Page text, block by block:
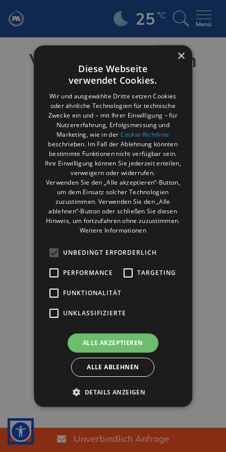
25 °C
Menü
Unverbindlich Anfrage
Veranstaltungen im
August
Ein Service derPromozione Alberghiera
Urheberrecht © 2005–2026Rimini Urlaub.
Alle Rechte vorbehalten.
Info
Privacy Policy
Firmen
×
Diese Webseite
verwendet Cookies.
Wir und ausgewählte Dritte setzen Cookies
oder ähnliche Technologien für technische
Zwecke ein und – mit Ihrer Einwilligung – für
Nutzererfahrung, Erfolgsmessung und
Marketing, wie in der Cookie-Richtlinie
beschrieben. Im Fall der Ablehnung könnten
bestimmte Funktionen nicht verfügbar sein.
Ihre Einwilligung können Sie jederzeit erteilen,
verweigern oder widerrufen.
Verwenden Sie den „Alle akzeptieren“-Button,
um dem Einsatz solcher Technologien
zuzustimmen. Verwenden Sie den „Alle
ablehnen“-Button oder schließen Sie diesen
Hinweis, um fortzufahren ohne zuzustimmen.
Weitere Informationen
UNBEDINGT ERFORDERLICH
PERFORMANCE TARGETING
FUNKTIONALITÄT
UNKLASSIFIZIERTE
ALLE AKZEPTIEREN
ALLE ABLEHNEN
DETAILS ANZEIGEN